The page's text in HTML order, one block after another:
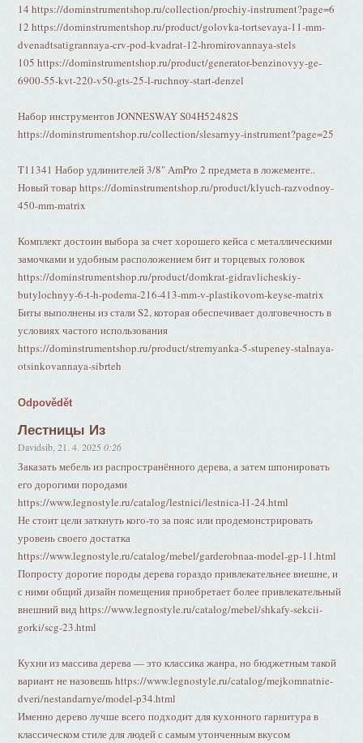
14 https://dominstrumentshop.ru/collection/prochiy-instrument?page=6
12 https://dominstrumentshop.ru/product/golovka-tortsevaya-11-mm-
dvenadtsatigrannaya-crv-pod-kvadrat-12-hromirovannaya-stels
105 https://dominstrumentshop.ru/product/generator-benzinovyy-ge-
6900-55-kvt-220-v50-gts-25-l-ruchnoy-start-denzel
Набор инструментов JONNESWAY S04H52482S
https://dominstrumentshop.ru/collection/slesarnyy-instrument?page=25
T11341 Набор удлинителей 3/8" AmPro 2 предмета в ложементе..
Новый товар https://dominstrumentshop.ru/product/klyuch-razvodnoy-
450-mm-matrix
Комплект достоин выбора за счет хорошего кейса с металлическими
замочками и удобным расположением бит и торцевых головок
https://dominstrumentshop.ru/product/domkrat-gidravlicheskiy-
butylochnyy-6-t-h-podema-216-413-mm-v-plastikovom-keyse-matrix
Биты выполнены из стали S2, которая обеспечивает долговечность в
условиях частого использования
https://dominstrumentshop.ru/product/stremyanka-5-stupeney-stalnaya-
otsinkovannaya-sibrteh
Odpovědět
Лестницы Из
Davidsib ,21. 4. 2025 0:26
Заказать мебель из распространённого дерева, а затем шпонировать
его дорогими породами
https://www.legnostyle.ru/catalog/lestnici/lestnica-l1-24.html
Не стоит цели заткнуть кого-то за пояс или продемонстрировать
уровень своего достатка
https://www.legnostyle.ru/catalog/mebel/garderobnaa-model-gp-11.html
Попросту дорогие породы дерева гораздо привлекательнее внешне, и
с ними общий дизайн помещения приобретает более привлекательный
внешний вид https://www.legnostyle.ru/catalog/mebel/shkafy-sekcii-
gorki/scg-23.html
Кухни из массива дерева — это классика жанра, но бюджетным такой
вариант не назовешь https://www.legnostyle.ru/catalog/mejkomnatnie-
dveri/nestandarnye/model-p34.html
Именно дерево лучше всего подходит для кухонного гарнитура в
классическом стиле для людей с самым утонченным вкусом